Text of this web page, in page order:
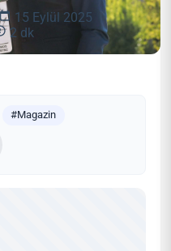
15 Eylül 2025
2 dk
#Magazin